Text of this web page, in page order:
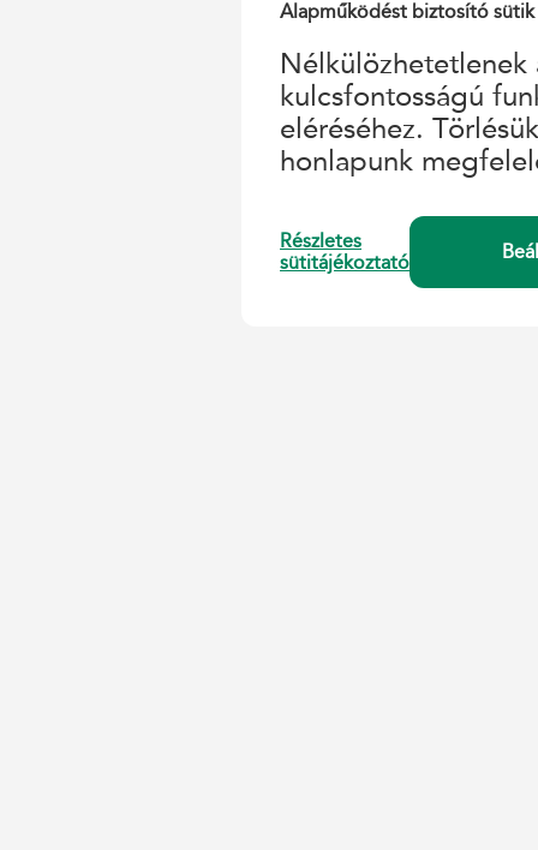
Alapműködést biztosító sütik
kulcsfontosságú
eléréséhez.
honlapunk
Részletes
sütitájékoztató